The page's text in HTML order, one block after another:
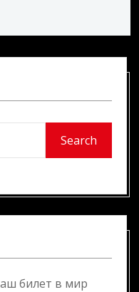
Search
билет в мир